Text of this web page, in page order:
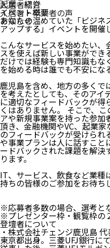
入居者紹介
入居者・卒業者の声
お知らせ
起業・経営
イベント概要
あなたの温めていた「ビジネ
アップする」イベントを開催
こんなサービスを始めたい
スを使えば新しい事業ができ
だけでは経験も専門知識もな
を始める時は誰でも不安にな
鹿児島を含め、地方の多くで
を考えたとしても、そのアイ
に適切なフィードバックが
くはありません。 そこで、
アや新規事業案を持った参加
頂き、金融機関やVC、起業
のフィードバックが受けられ
や事業プランは人に話すこと
ードバックされた課題を解
ります。
IT、サービス、飲食など業種
持ちの皆様のご参加をお待ち
※応募者多数の場合、選考と
※プレゼンター枠・観覧枠の
登壇者について
・株式会社チェンジ鹿児島
東京都出身。三菱UFJ銀行に